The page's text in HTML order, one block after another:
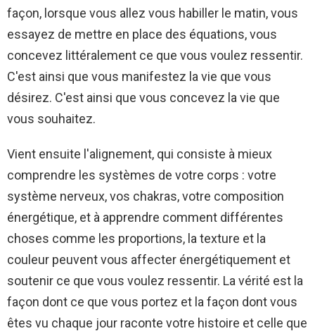
façon, lorsque vous allez vous habiller le matin, vous
essayez de mettre en place des équations, vous
concevez littéralement ce que vous voulez ressentir.
C'est ainsi que vous manifestez la vie que vous
désirez. C'est ainsi que vous concevez la vie que
vous souhaitez.
Vient ensuite l'alignement, qui consiste à mieux
comprendre les systèmes de votre corps : votre
système nerveux, vos chakras, votre composition
énergétique, et à apprendre comment différentes
choses comme les proportions, la texture et la
couleur peuvent vous affecter énergétiquement et
soutenir ce que vous voulez ressentir. La vérité est la
façon dont ce que vous portez et la façon dont vous
êtes vu chaque jour raconte votre histoire et celle que